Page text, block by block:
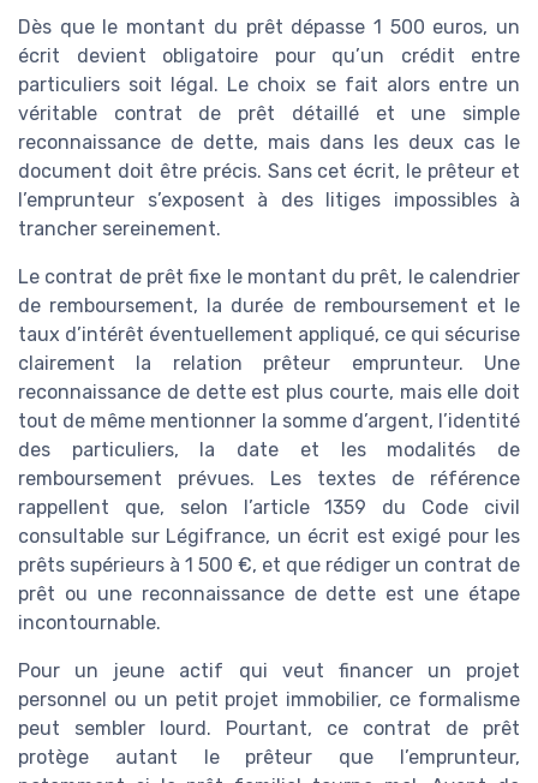
Dès que le montant du prêt dépasse 1 500 euros, un
écrit devient obligatoire pour qu’un crédit entre
particuliers soit légal. Le choix se fait alors entre un
véritable contrat de prêt détaillé et une simple
reconnaissance de dette, mais dans les deux cas le
document doit être précis. Sans cet écrit, le prêteur et
l’emprunteur s’exposent à des litiges impossibles à
trancher sereinement.
Le contrat de prêt fixe le montant du prêt, le calendrier
de remboursement, la durée de remboursement et le
taux d’intérêt éventuellement appliqué, ce qui sécurise
clairement la relation prêteur emprunteur. Une
reconnaissance de dette est plus courte, mais elle doit
tout de même mentionner la somme d’argent, l’identité
des particuliers, la date et les modalités de
remboursement prévues. Les textes de référence
rappellent que, selon l’article 1359 du Code civil
consultable sur Légifrance, un écrit est exigé pour les
prêts supérieurs à 1 500 €, et que rédiger un contrat de
prêt ou une reconnaissance de dette est une étape
incontournable.
Pour un jeune actif qui veut financer un projet
personnel ou un petit projet immobilier, ce formalisme
peut sembler lourd. Pourtant, ce contrat de prêt
protège autant le prêteur que l’emprunteur,